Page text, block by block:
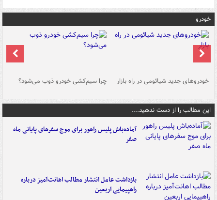
خودرو
خودروهای جدید شیائومی در راه بازار چرا سیم‌کشی خودرو ذوب می‌شود؟
این مطالب را از دست ندهید....
آماده‌باش پلیس راهور برای موج سفرهای پایانی ماه
صفر
بازداشت عامل انتشار مطالب اهانت‌آمیز درباره
راهپیمایی اربعین